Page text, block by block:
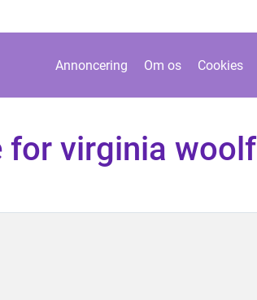
Annoncering Om os Cookies
for virginia woolf